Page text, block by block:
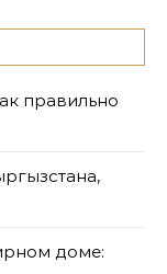
правильно
доме: